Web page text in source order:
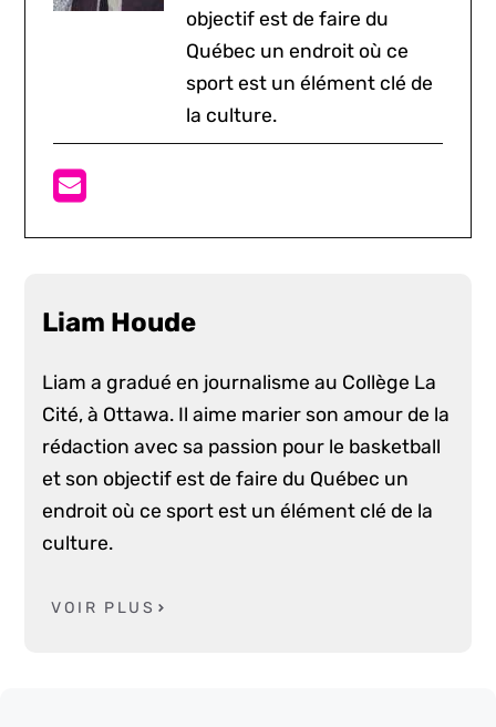
objectif est de faire du
Québec un endroit où ce
sport est un élément clé de
la culture.
Liam Houde
Liam a gradué en journalisme au Collège La
Cité, à Ottawa. Il aime marier son amour de la
rédaction avec sa passion pour le basketball
et son objectif est de faire du Québec un
endroit où ce sport est un élément clé de la
culture.
VOIR PLUS